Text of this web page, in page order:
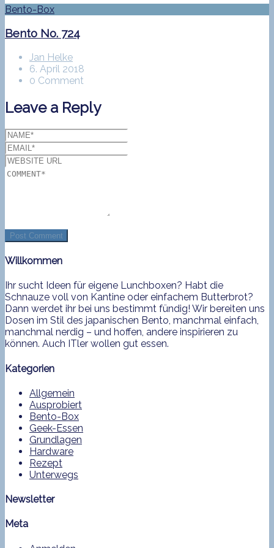
Bento-Box
Bento No. 724
Jan Helke
6. April 2018
0 Comment
Leave a Reply
Willkommen
Ihr sucht Ideen für eigene Lunchboxen? Habt die
Schnauze voll von Kantine oder einfachem Butterbrot?
Dann werdet ihr bei uns bestimmt fündig! Wir bereiten uns
Dosen im Stil des japanischen Bento, manchmal einfach,
manchmal nerdig – und hoffen, andere inspirieren zu
können. Auch ITler wollen gut essen.
Kategorien
Allgemein
Ausprobiert
Bento-Box
Geek-Essen
Grundlagen
Hardware
Rezept
Unterwegs
Newsletter
Meta